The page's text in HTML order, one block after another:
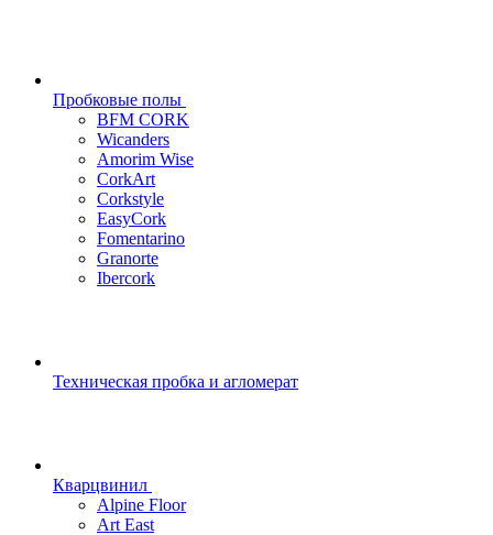
Пробковые полы
BFM CORK
Wicanders
Amorim Wise
CorkArt
Corkstyle
EasyCork
Fomentarino
Granorte
Ibercork
Техническая пробка и агломерат
Кварцвинил
Alpine Floor
Art East